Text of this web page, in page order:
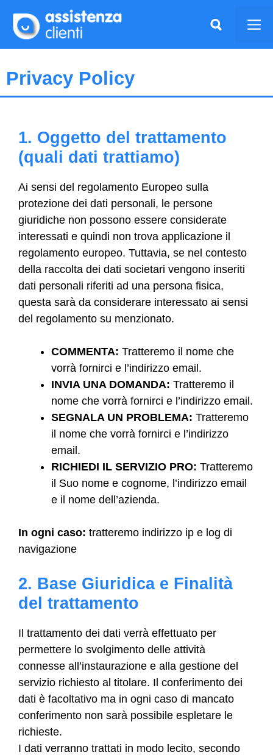
contenuto
Privacy Policy
1. Oggetto del trattamento
(quali dati trattiamo)
Ai sensi del regolamento Europeo sulla
protezione dei dati personali, le persone
giuridiche non possono essere considerate
interessati e quindi non trova applicazione il
regolamento europeo. Tuttavia, se nel contesto
della raccolta dei dati societari vengono inseriti
dati personali riferiti ad una persona fisica,
questa sarà da considerare interessato ai sensi
del regolamento su menzionato.
COMMENTA: Tratteremo il nome che
vorrà fornirci e l’indirizzo email.
INVIA UNA DOMANDA: Tratteremo il
nome che vorrà fornirci e l’indirizzo email.
SEGNALA UN PROBLEMA: Tratteremo
il nome che vorrà fornirci e l’indirizzo
email.
RICHIEDI IL SERVIZIO PRO: Tratteremo
il Suo nome e cognome, l’indirizzo email
e il nome dell’azienda.
In ogni caso: tratteremo indirizzo ip e log di
navigazione
2. Base Giuridica e Finalità
del trattamento
Il trattamento dei dati verrà effettuato per
permettere lo svolgimento delle attività
connesse all’instaurazione e alla gestione del
servizio richiesto al titolare. Il conferimento dei
dati è facoltativo ma in ogni caso di mancato
conferimento non sarà possibile espletare le
richieste.
I dati verranno trattati in modo lecito, secondo